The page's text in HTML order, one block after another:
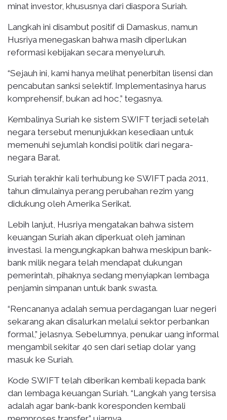
minat investor, khususnya dari diaspora Suriah.
Langkah ini disambut positif di Damaskus, namun
Husriya menegaskan bahwa masih diperlukan
reformasi kebijakan secara menyeluruh.
“Sejauh ini, kami hanya melihat penerbitan lisensi dan
pencabutan sanksi selektif. Implementasinya harus
komprehensif, bukan ad hoc,” tegasnya.
Kembalinya Suriah ke sistem SWIFT terjadi setelah
negara tersebut menunjukkan kesediaan untuk
memenuhi sejumlah kondisi politik dari negara-
negara Barat.
Suriah terakhir kali terhubung ke SWIFT pada 2011,
tahun dimulainya perang perubahan rezim yang
didukung oleh Amerika Serikat.
Lebih lanjut, Husriya mengatakan bahwa sistem
keuangan Suriah akan diperkuat oleh jaminan
investasi. Ia mengungkapkan bahwa meskipun bank-
bank milik negara telah mendapat dukungan
pemerintah, pihaknya sedang menyiapkan lembaga
penjamin simpanan untuk bank swasta.
“Rencananya adalah semua perdagangan luar negeri
sekarang akan disalurkan melalui sektor perbankan
formal,” jelasnya. Sebelumnya, penukar uang informal
mengambil sekitar 40 sen dari setiap dolar yang
masuk ke Suriah.
Kode SWIFT telah diberikan kembali kepada bank
dan lembaga keuangan Suriah. “Langkah yang tersisa
adalah agar bank-bank koresponden kembali